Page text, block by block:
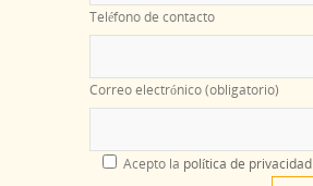
Teléfono de contacto
Correo electrónico (obligatorio)
Acepto la política de privacidad